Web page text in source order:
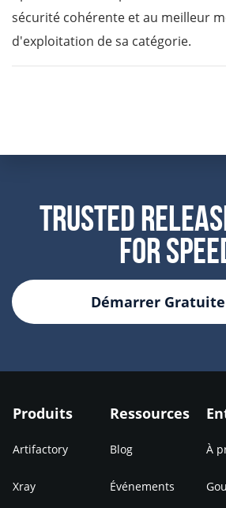
sécurité cohérente et au meilleur
d'exploitation de sa catégorie.
Trusted
For
Démarrer
Produits
Artifactory
Xray
Ressources
Blog
Événements
À